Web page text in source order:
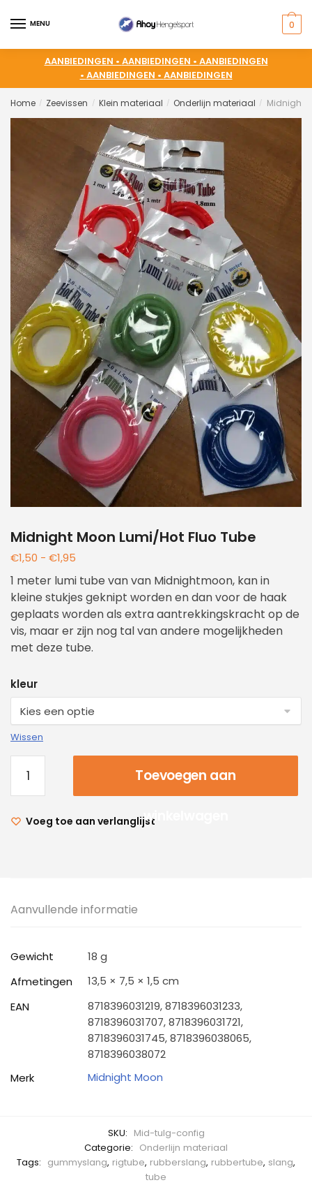
MENU 0
AANBIEDINGEN • AANBIEDINGEN • AANBIEDINGEN
• AANBIEDINGEN • AANBIEDINGEN
Home / Zeevissen / Klein materiaal / Onderlijn materiaal / Midnight
Midnight Moon Lumi/Hot Fluo Tube
€1,50 - €1,95
1 meter lumi tube van van Midnightmoon, kan in
kleine stukjes geknipt worden en dan voor de haak
geplaats worden als extra aantrekkingskracht op de
vis, maar er zijn nog tal van andere mogelijkheden
met deze tube.
kleur
Wissen
Toevoegen aan
winkelwagen
Voeg toe aan verlanglijst
Aanvullende informatie
Gewicht
18 g
Afmetingen
13,5 × 7,5 × 1,5 cm
EAN
8718396031219, 8718396031233,
8718396031707, 8718396031721,
8718396031745, 8718396038065,
8718396038072
Merk
Midnight Moon
SKU: Mid-tulg-config
Categorie: Onderlijn materiaal
Tags: gummyslang, rigtube, rubberslang, rubbertube, slang,
tube